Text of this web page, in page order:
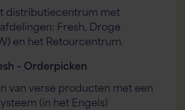
distributiecentrum met
Fresh, Droge
en het Retourcentrum.
– Orderpicken
van verse producten met een
(in het Engels)